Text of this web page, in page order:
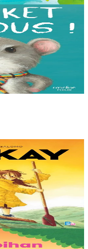
o chom. Brudet eo
logodenn ar vro. Un
hep netra vev
plastik, o klask bevañ